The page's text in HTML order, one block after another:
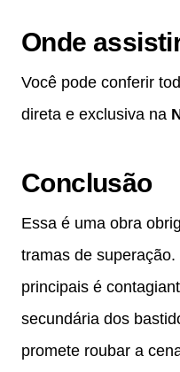
Onde
Você pode conferir
direta e exclusiva na
Conclusão
Essa é uma obra
tramas de
principais é
secundária dos
promete roubar a